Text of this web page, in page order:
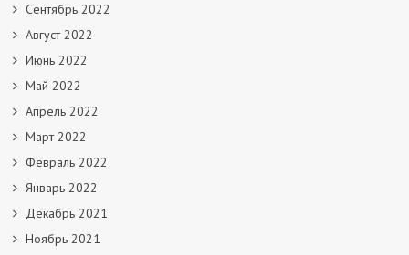
Сентябрь 2022
Август 2022
Июнь 2022
Май 2022
Апрель 2022
Март 2022
Февраль 2022
Январь 2022
Декабрь 2021
Ноябрь 2021